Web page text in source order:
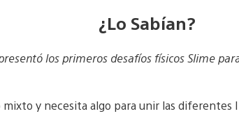
¿Lo Sabían?
los primeros desafíos físicos Slime
mixto y necesita algo para unir las